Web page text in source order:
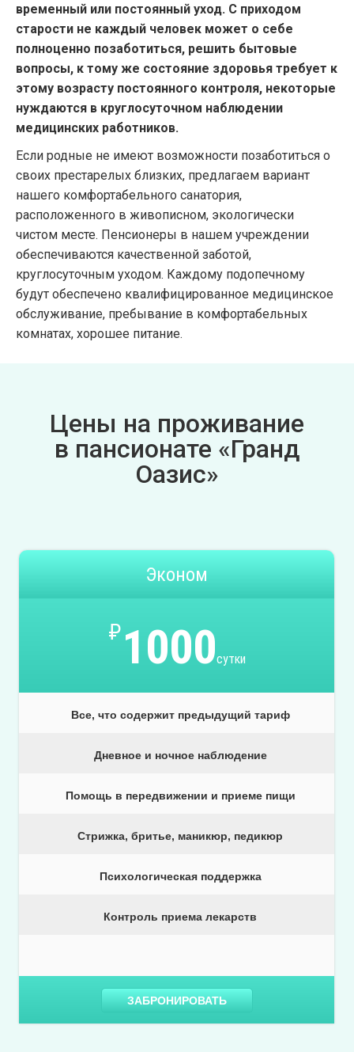
временный или постоянный уход. С приходом
старости не каждый человек может о себе
полноценно позаботиться, решить бытовые
вопросы, к тому же состояние здоровья требует к
этому возрасту постоянного контроля, некоторые
нуждаются в круглосуточном наблюдении
медицинских работников.
Если родные не имеют возможности позаботиться о
своих престарелых близких, предлагаем вариант
нашего комфортабельного санатория,
расположенного в живописном, экологически
чистом месте. Пенсионеры в нашем учреждении
обеспечиваются качественной заботой,
круглосуточным уходом. Каждому подопечному
будут обеспечено квалифицированное медицинское
обслуживание, пребывание в комфортабельных
комнатах, хорошее питание.
Цены на проживание
в пансионате «Гранд
Оазис»
Эконом
₽1000сутки
Все, что содержит предыдущий тариф
Дневное и ночное наблюдение
Помощь в передвижении и приеме пищи
Стрижка, бритье, маникюр, педикюр
Психологическая поддержка
Контроль приема лекарств
ЗАБРОНИРОВАТЬ